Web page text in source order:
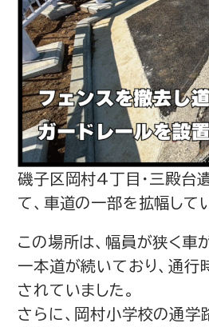
磯子区岡村4丁目・三殿台
て、車道の一部を拡幅して
この場所は、幅員が狭く車
一本道が続いており、通行
されていました。
さらに、岡村小学校の通学